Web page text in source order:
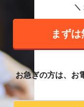
＼
まず
お急ぎの方は、お